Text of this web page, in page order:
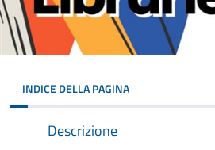
INDICE DELLA PAGINA
Descrizione